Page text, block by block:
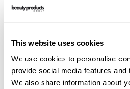
This website uses cookies
We use cookies to personalise
provide social media features and
We also share information about
- For fjerning av liktorn, hornhud og
- Rustfritt stål sikrer en optimal
- CE-merket sikrer kravet for
Alternativer